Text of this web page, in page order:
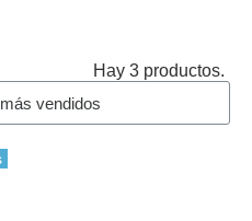
Hay 3 productos.